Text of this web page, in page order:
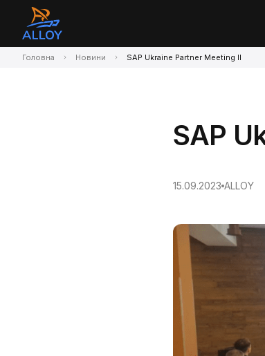
Головна Новини SAP Ukraine Partner Meeting II
SAP
15.09.2023 ALLOY